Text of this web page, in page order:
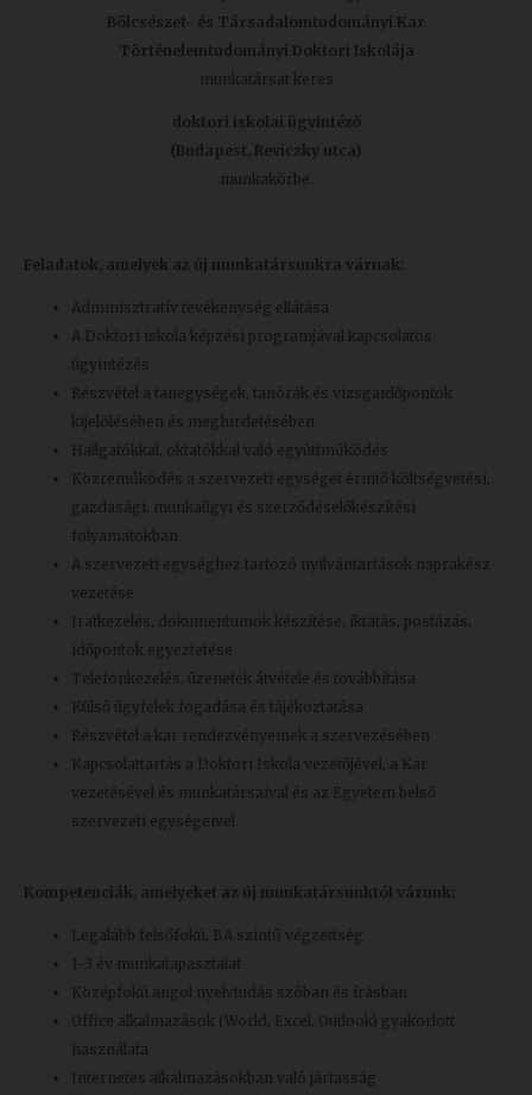
Bölcsészet- és Társadalomtudományi Kar
Történelemtudományi Doktori Iskolája
munkatársat keres
doktori iskolai ügyintéző
(Budapest, Reviczky utca)
munkakörbe.
Feladatok, amelyek az új munkatársunkra várnak:
Adminisztratív tevékenység ellátása
A Doktori iskola képzési programjával kapcsolatos
ügyintézés
Részvétel a tanegységek, tanórák és vizsgaidőpontok
kijelölésében és meghirdetésében
Hallgatókkal, oktatókkal való együttműködés
Közreműködés a szervezeti egységet érintő költségvetési,
gazdasági, munkaügyi és szerződéselőkészítési
folyamatokban
A szervezeti egységhez tartozó nyilvántartások naprakész
vezetése
Iratkezelés, dokumentumok készítése, iktatás, postázás,
időpontok egyeztetése
Telefonkezelés, üzenetek átvétele és továbbítása
Külső ügyfelek fogadása és tájékoztatása
Részvétel a kar rendezvényeinek a szervezésében
Kapcsolattartás a Doktori Iskola vezetőjével, a Kar
vezetésével és munkatársaival és az Egyetem belső
szervezeti egységeivel
Kompetenciák, amelyeket az új munkatársunktól várunk:
Legalább felsőfokú, BA szintű végzettség
1-3 év munkatapasztalat
Középfokú angol nyelvtudás szóban és írásban
Office alkalmazások (World, Excel, Outlook) gyakorlott
használata
Internetes alkalmazásokban való jártasság